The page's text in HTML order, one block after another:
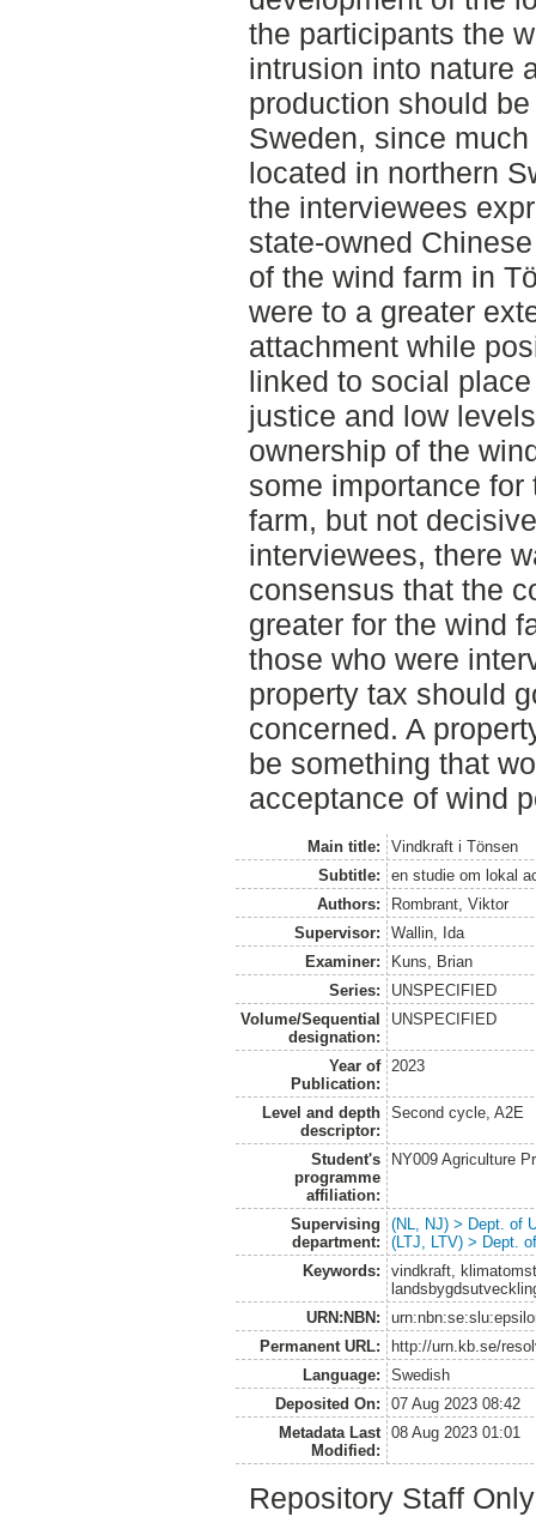
the participants the
intrusion into nature
production should
Sweden, since
located in northern
the interviewees
state-owned
of the wind farm in
were to a greater
attachment while
linked to social
justice and low
ownership of the
some importance
farm, but not
interviewees, there
consensus that the
greater for the wind
those who were
property tax should
concerned. A
be something that
acceptance of wind
Main title:
Vindkraft i Tönsen
Subtitle:
en studie om lokal
Authors:
Rombrant, Viktor
Supervisor:
Wallin, Ida
Examiner:
Kuns, Brian
Series:
UNSPECIFIED
Volume/Sequential
designation:
UNSPECIFIED
Year of
Publication:
2023
Level and depth
descriptor:
Second cycle, A2E
Student's
programme
affiliation:
NY009 Agriculture
Supervising
department:
(NL, NJ) > Dept. of
(LTJ, LTV) > Dept.
Keywords:
vindkraft,
URN:NBN:
Permanent URL:
http://urn.kb.se/
Language:
Swedish
Deposited On:
07 Aug 2023 08:42
Metadata Last
Modified:
08 Aug 2023 01:01
Repository Staff